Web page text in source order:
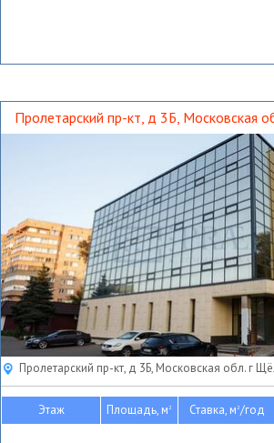
Пролетарский пр-кт, д 3Б, Московская
Пролетарский пр-кт, д 3Б, Московская обл. г
Этаж Площадь, м2 Ставка, м2/год